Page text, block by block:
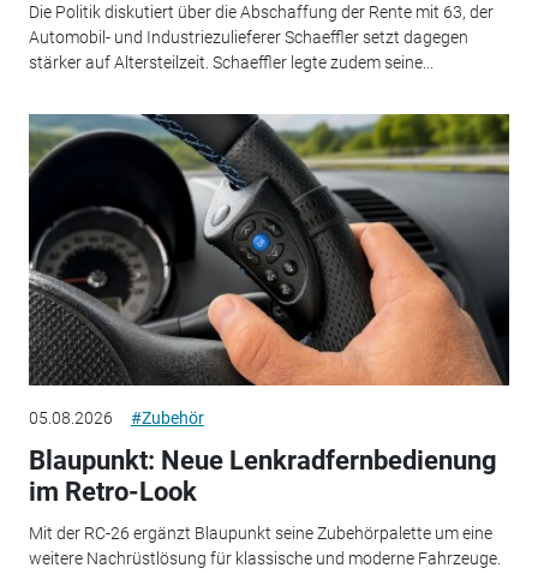
Die Politik diskutiert über die Abschaffung der Rente mit 63, der
Automobil- und Industriezulieferer Schaeffler setzt dagegen
stärker auf Altersteilzeit. Schaeffler legte zudem seine...
05.08.2026 #Zubehör
Blaupunkt: Neue Lenkradfernbedienung
im Retro-Look
Mit der RC-26 ergänzt Blaupunkt seine Zubehörpalette um eine
weitere Nachrüstlösung für klassische und moderne Fahrzeuge.